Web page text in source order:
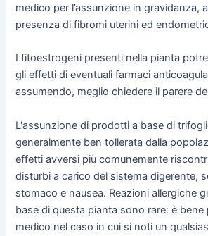
medico per l’assunzione in gravidanza,
presenza di fibromi uterini ed
I fitoestrogeni presenti nella pianta
gli effetti di eventuali farmaci
assumendo, meglio chiedere il parere
L'assunzione di prodotti a base di
generalmente ben tollerata dalla
effetti avversi più comunemente
disturbi a carico del sistema digerente,
stomaco e nausea. Reazioni allergiche
base di questa pianta sono rare: è bene
medico nel caso in cui si noti un